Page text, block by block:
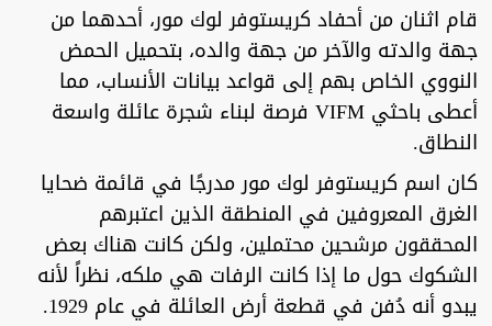
قام اثنان من أحفاد كريستوفر لوك مور، أحدهما من
جهة والدته والآخر من جهة والده، بتحميل الحمض
النووي الخاص بهم إلى قواعد بيانات الأنساب، مما
أعطى باحثي VIFM فرصة لبناء شجرة عائلة واسعة
النطاق.
كان اسم كريستوفر لوك مور مدرجًا في قائمة ضحايا
الغرق المعروفين في المنطقة الذين اعتبرهم
المحققون مرشحين محتملين، ولكن كانت هناك بعض
الشكوك حول ما إذا كانت الرفات هي ملكه، نظراً لأنه
يبدو أنه دُفن في قطعة أرض العائلة في عام 1929.